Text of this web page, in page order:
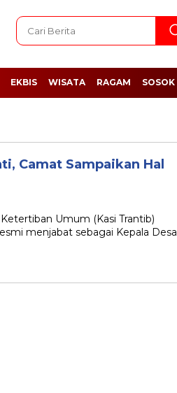
EKBIS WISATA RAGAM SOSOK
Camat Sampaikan Hal
Umum (Kasi Trantib)
menjabat sebagai Kepala Desa